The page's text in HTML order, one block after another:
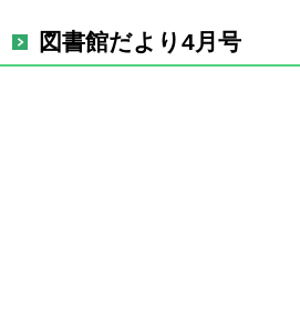
図書館だより4月号